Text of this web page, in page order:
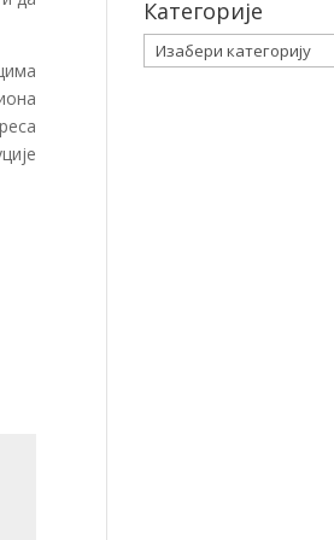
Категорије
Категорије